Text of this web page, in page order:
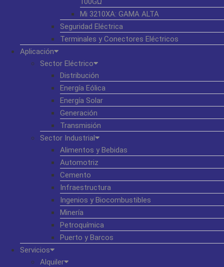
Mi 3210XA: GAMA ALTA
Seguridad Eléctrica
Terminales y Conectores Eléctricos
Aplicación
Sector Eléctrico
Distribución
Energía Eólica
Energía Solar
Generación
Transmisión
Sector Industrial
Alimentos y Bebidas
Automotriz
Cemento
Infraestructura
Ingenios y Biocombustibles
Minería
Petroquímica
Puerto y Barcos
Servicios
Alquiler